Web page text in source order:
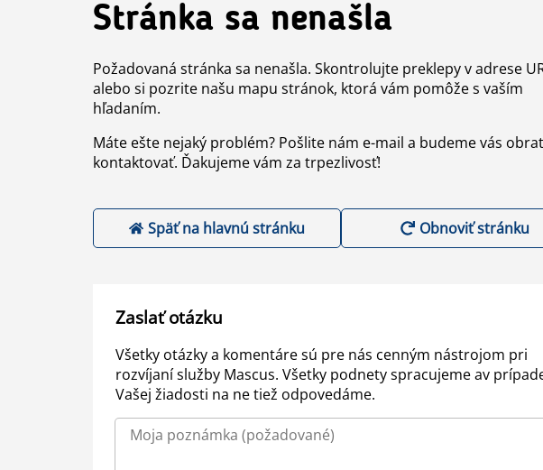
Stránka sa nenašla
Požadovaná stránka sa nenašla. Skontrolujte preklepy v adrese
alebo si pozrite našu mapu stránok, ktorá vám pomôže s vaším
hľadaním.
Máte ešte nejaký problém? Pošlite nám e-mail a budeme vás
kontaktovať. Ďakujeme vám za trpezlivosť!
Späť na hlavnú stránku Obnoviť stránku
Zaslať otázku
Všetky otázky a komentáre sú pre nás cenným nástrojom pri
rozvíjaní služby Mascus. Všetky podnety spracujeme av
Vašej žiadosti na ne tiež odpovedáme.